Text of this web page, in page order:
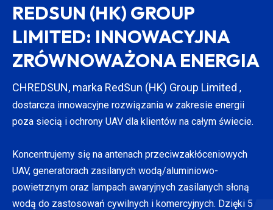
REDSUN (HK) GROUP
LIMITED: INNOWACYJNA
ZRÓWNOWAŻONA ENERGIA
CHREDSUN, marka RedSun (HK) Group Limited ,
dostarcza innowacyjne rozwiązania w zakresie energii
poza siecią i ochrony UAV dla klientów na całym świecie.
Koncentrujemy się na antenach przeciwzakłóceniowych
UAV, generatorach zasilanych wodą/aluminiowo-
powietrznym oraz lampach awaryjnych zasilanych słoną
wodą do zastosowań cywilnych i komercyjnych. Dzięki 5